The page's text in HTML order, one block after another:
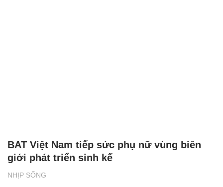
NHỊP SỐNG
BAT Việt Nam tiếp sức phụ nữ vùng biên
giới phát triển sinh kế